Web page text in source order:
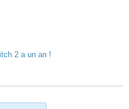
2 a un an !